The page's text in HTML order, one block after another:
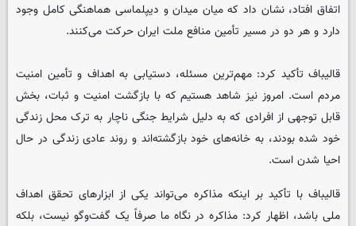
اتفاق افتاد، نشان داد که میان میدان و دیپلماسی هماهنگی کامل وجود
دارد و هر دو در مسیر تأمین منافع ملت ایران حرکت می‌کنند.
قالیباف تأکید کرد: مهم‌ترین مسئله، دستیابی به اهداف و تأمین امنیت
مردم است. امروز نیز شاهد هستیم که با بازگشت امنیت و ثبات، بخش
قابل توجهی از افرادی که به دلیل شرایط جنگی ناچار به ترک محل زندگی
خود شده بودند، به خانه‌های خود بازگشته‌اند و روند عادی زندگی در حال
احیا شدن است.
قالیباف با تأکید بر اینکه مذاکره می‌تواند یکی از ابزارهای تحقق اهداف
ملی باشد، اظهار کرد: مذاکره در نگاه ما صرفاً یک گفت‌وگو نیست، بلکه